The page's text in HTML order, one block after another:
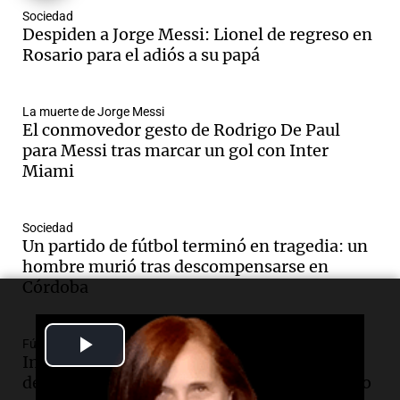
Play
Video
Audio.Messi llegará esta noche a
Rosario para acompañar a su familia
Episodios
Audio.Ley de Propiedad Privada: el revés
en el Congreso expuso una debilidad
comunicacional del Gobierno
Episodios
Audio.Casabindo se prepara para una
celebración única: 30.000 turistas y el
tradicional Toreo de la Vincha
Episodios
Audio.
Borges, abogada de Pourrain:
"Tres hombres se lo llevaron para
hacerle preguntas y nunca regresó"
Sociedad
Despiden a Jorge Messi: Lionel de regreso en
Rosario para el adiós a su papá
La muerte de Jorge Messi
El conmovedor gesto de Rodrigo De Paul
para Messi tras marcar un gol con Inter
Miami
Sociedad
Un partido de fútbol terminó en tragedia: un
hombre murió tras descompensarse en
Córdoba
Fútbol
Instituto festejó sus 108 años con un golazo
de Luna y sumó su tercer triunfo consecutivo